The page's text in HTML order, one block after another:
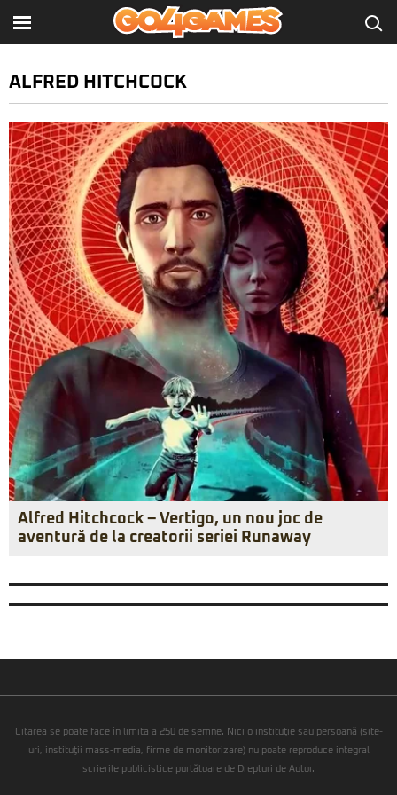
ALFRED HITCHCOCK
Alfred Hitchcock – Vertigo, un nou joc de
aventură de la creatorii seriei Runaway
Citarea se poate face în limita a 250 de semne. Nici o instituţie sau persoană (site-
uri, instituţii mass-media, firme de monitorizare) nu poate reproduce integral
scrierile publicistice purtătoare de Drepturi de Autor.